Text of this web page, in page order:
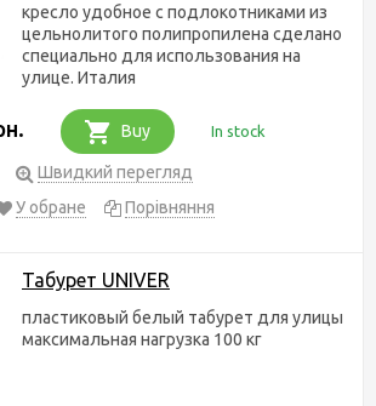
кресло удобное с подлокотниками из
цельнолитого полипропилена сделано
специально для использования на
улице. Италия
Buy In stock
Швидкий перегляд
У обране
Порівняння
Табурет UNIVER
пластиковый белый табурет для улицы
максимальная нагрузка 100 кг